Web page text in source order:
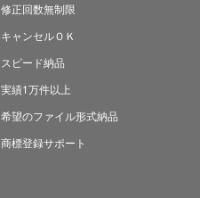
修正回数無制限
キャンセルＯＫ
スピード納品
実績1万件以上
希望のファイル形式納品
商標登録サポート